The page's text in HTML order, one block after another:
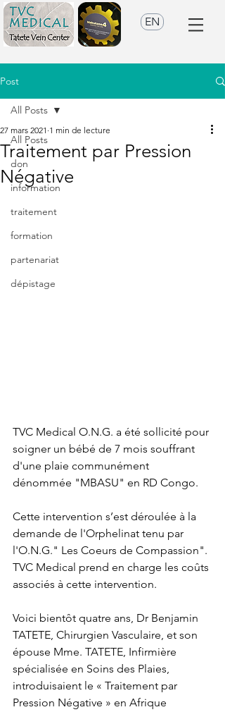
EN
Post
All Posts
don
information
traitement
formation
partenariat
dépistage
All Posts
Traitement par Pression
Négative
27 mars 2021 1 min de lecture
TVC Medical O.N.G. a été sollicité pour
soigner un bébé de 7 mois souffrant
d'une plaie communément
dénommée "MBASU" en RD Congo.
Cette intervention s’est déroulée à la
demande de l'Orphelinat tenu par
l'O.N.G." Les Coeurs de Compassion".
TVC Medical prend en charge les coûts
associés à cette intervention.
Voici bientôt quatre ans, Dr Benjamin
TATETE, Chirurgien Vasculaire, et son
épouse Mme. TATETE, Infirmière
spécialisée en Soins des Plaies,
introduisaient le « Traitement par
Pression Négative » en Afrique